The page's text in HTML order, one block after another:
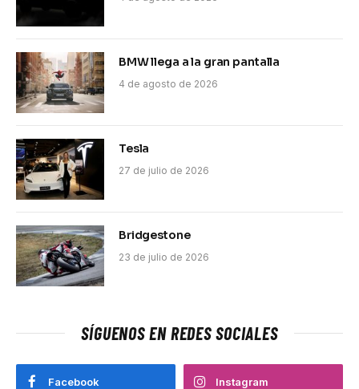
BMW llega a la gran pantalla
4 de agosto de 2026
Tesla
27 de julio de 2026
Bridgestone
23 de julio de 2026
SÍGUENOS EN REDES SOCIALES
Facebook Instagram